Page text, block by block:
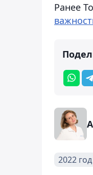
Ранее
2022 год